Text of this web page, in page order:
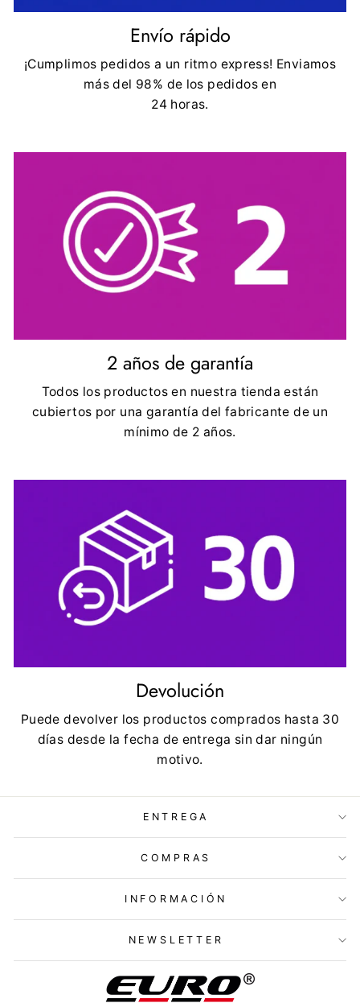
Envío rápido
¡Cumplimos pedidos a un ritmo express! Enviamos
más del 98% de los pedidos en
24 horas.
2 años de garantía
Todos los productos en nuestra tienda están
cubiertos por una garantía del fabricante de un
mínimo de 2 años.
Devolución
Puede devolver los productos comprados hasta 30
días desde la fecha de entrega sin dar ningún
motivo.
ENTREGA
COMPRAS
INFORMACIÓN
NEWSLETTER